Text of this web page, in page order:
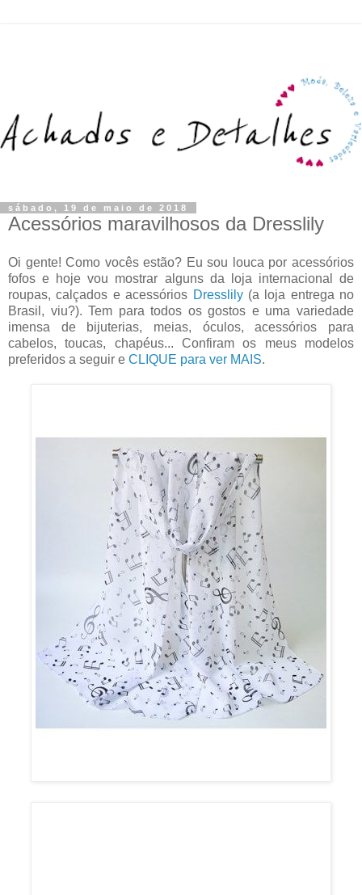
sábado, 19 de maio de 2018
Acessórios maravilhosos da Dresslily
Oi gente! Como vocês estão? Eu sou louca por acessórios
fofos e hoje vou mostrar alguns da loja internacional de
roupas, calçados e acessórios Dresslily(a loja entrega no
Brasil, viu?). Tem para todos os gostos e uma variedade
imensa de bijuterias, meias, óculos, acessórios para
cabelos, toucas, chapéus... Confiram os meus modelos
preferidos a seguir e CLIQUE para ver MAIS.